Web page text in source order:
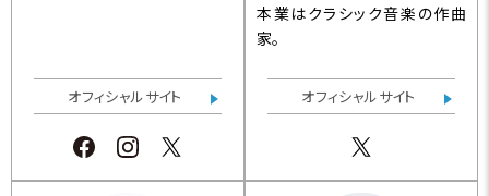
オフィシャルサイト
本業はクラシック音楽の作曲
家。
オフィシャルサイト